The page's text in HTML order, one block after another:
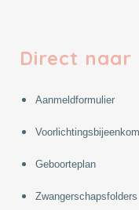
Direct naar
Aanmeldformulier
Geboorteplan
Zwangerschapsfolders